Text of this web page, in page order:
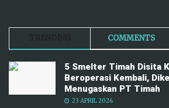
COMMENTS
5 Smelter Timah Disita
Beroperasi Kembali,
Menugaskan PT Timah
23 APRIL 2024